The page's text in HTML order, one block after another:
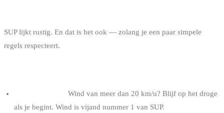
SUP lijkt rustig. En dat is het ook — zolang je een paar simpele
regels respecteert.
Wind van meer dan 20 km/u? Blijf op het droge
als je begint. Wind is vijand nummer 1 van SUP.